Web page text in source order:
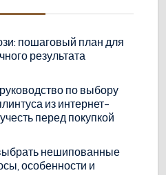
пошаговый план для
результата
по выбору
из интернет-
перед покупкой
нешипованные
особенности и